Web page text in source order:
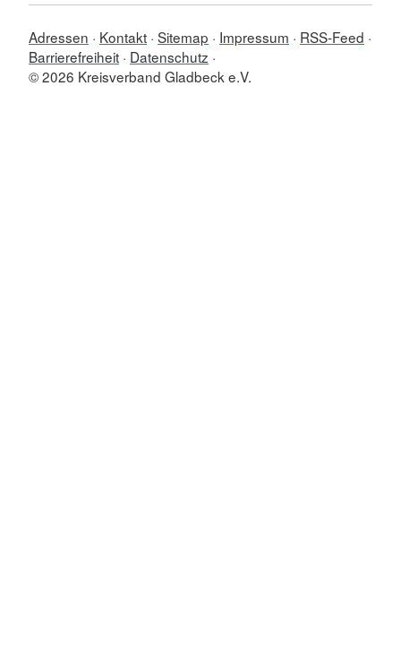
Adressen Kontakt Sitemap Impressum
RSS-Feed
Barrierefreiheit Datenschutz
© 2026 Kreisverband Gladbeck e.V.